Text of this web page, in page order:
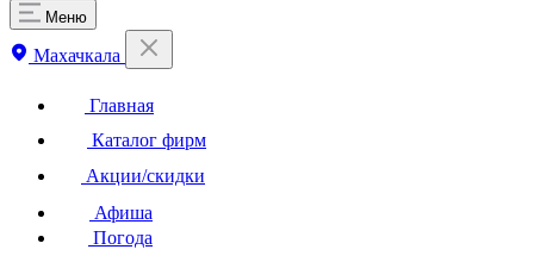
Меню
Махачкала
Главная
Каталог фирм
Акции/скидки
Афиша
Погода